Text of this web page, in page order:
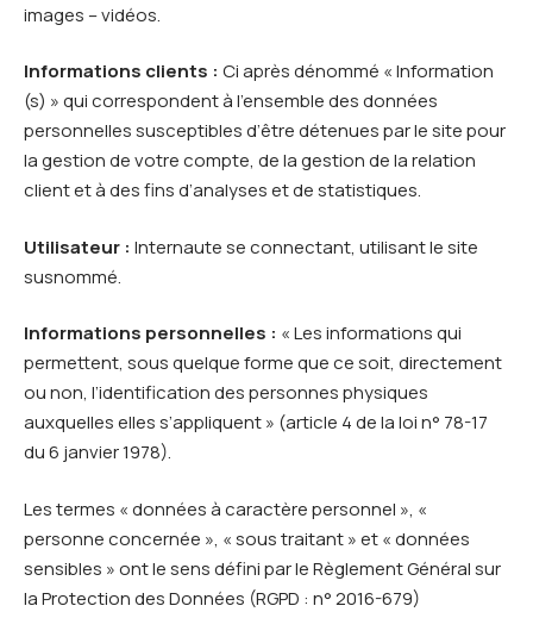
images – vidéos.
Informations clients : Ci après dénommé « Information
(s) » qui correspondent à l’ensemble des données
personnelles susceptibles d’être détenues par le site pour
la gestion de votre compte, de la gestion de la relation
client et à des fins d’analyses et de statistiques.
Utilisateur : Internaute se connectant, utilisant le site
susnommé.
Informations personnelles : « Les informations qui
permettent, sous quelque forme que ce soit, directement
ou non, l’identification des personnes physiques
auxquelles elles s’appliquent » (article 4 de la loi n° 78-17
du 6 janvier 1978).
Les termes « données à caractère personnel », «
personne concernée », « sous traitant » et « données
sensibles » ont le sens défini par le Règlement Général sur
la Protection des Données (RGPD : n° 2016-679)